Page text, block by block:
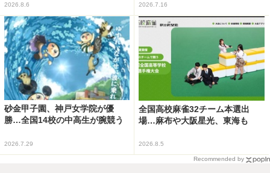
2026.8.6 2026.7.16
砂金甲子園、神戸女学院が優
勝…全国14校の中高生が腕競う
2026.7.29
全国高校麻雀32チーム本選出
場…麻布や大阪星光、東海も
2026.8.5
Recommended by